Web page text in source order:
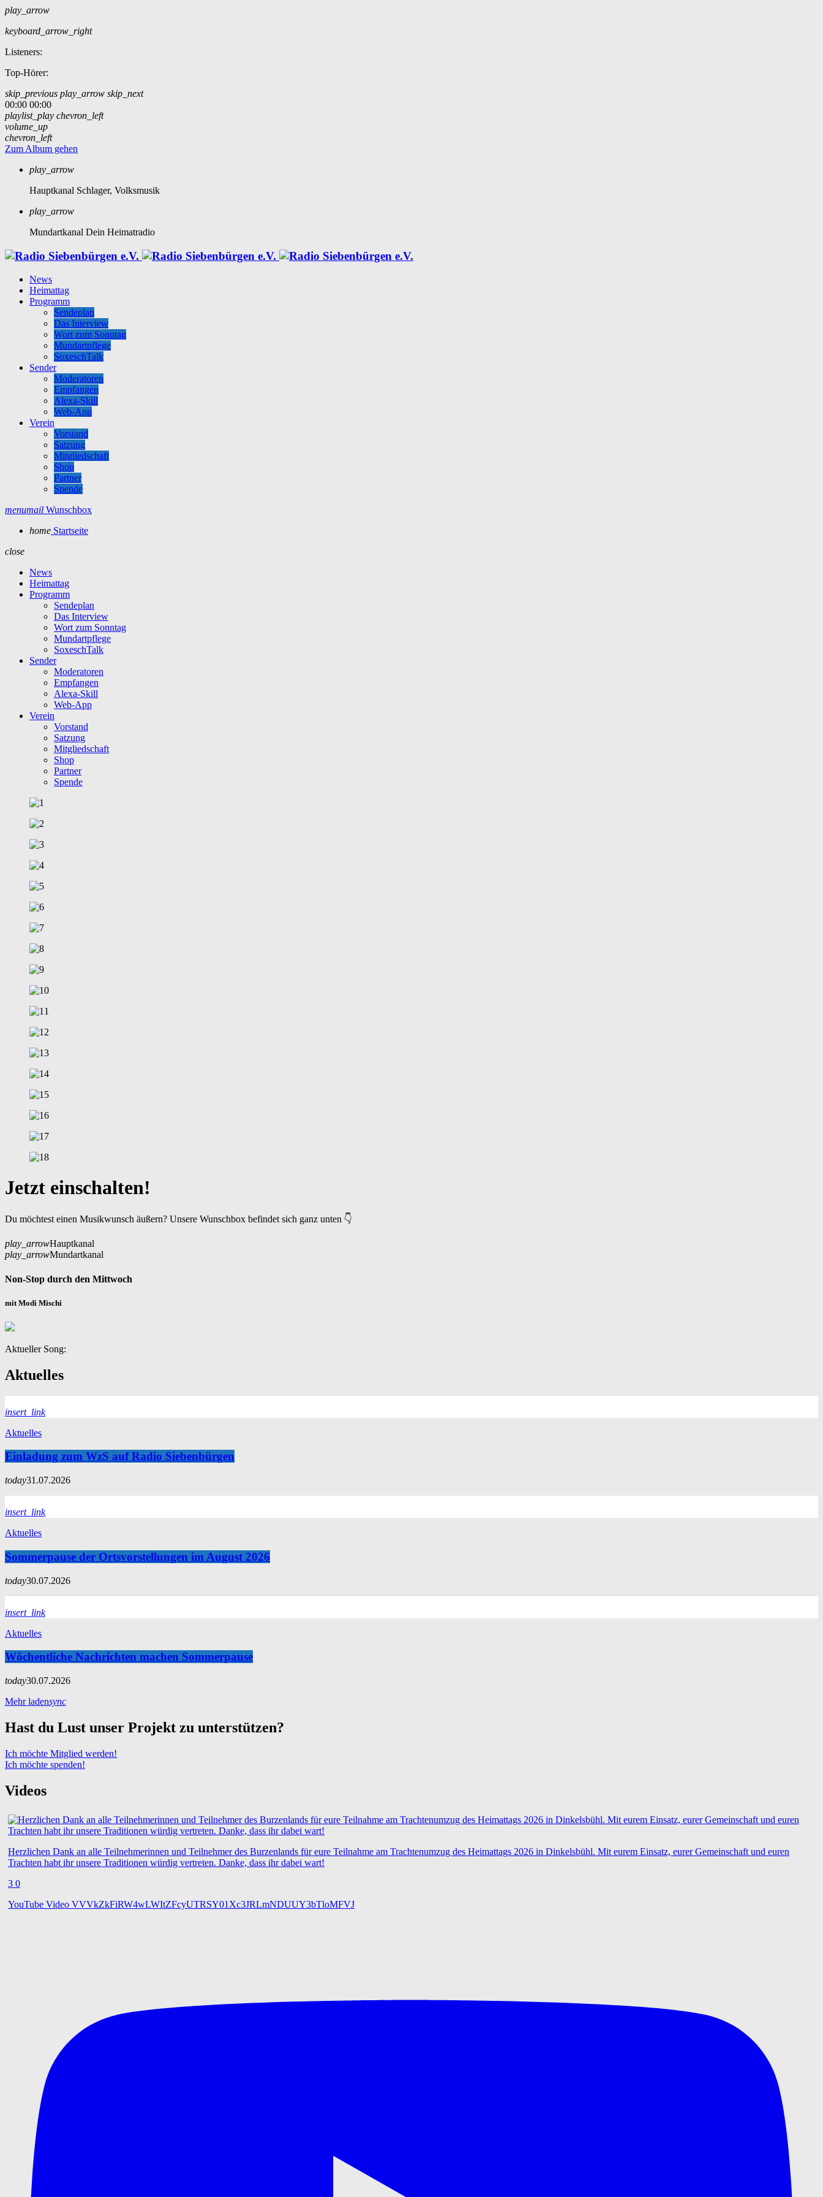
play_arrow
keyboard_arrow_right
Listeners:
Top-Hörer:
skip_previous play_arrow skip_next
00:00 00:00
playlist_play chevron_left
volume_up
chevron_left
Zum Album gehen
play_arrow
Hauptkanal Schlager, Volksmusik
play_arrow
Mundartkanal Dein Heimatradio
News
Heimattag
Programm
Sendeplan
Das Interview
Wort zum Sonntag
Mundartpflege
SoxeschTalk
Sender
Moderatoren
Empfangen
Alexa-Skill
Web-App
Verein
Vorstand
Satzung
Mitgliedschaft
Shop
Partner
Spende
menumail Wunschbox
home Startseite
close
News
Heimattag
Programm
Sendeplan
Das Interview
Wort zum Sonntag
Mundartpflege
SoxeschTalk
Sender
Moderatoren
Empfangen
Alexa-Skill
Web-App
Verein
Vorstand
Satzung
Mitgliedschaft
Shop
Partner
Spende
Jetzt einschalten!
Du möchtest einen Musikwunsch äußern? Unsere Wunschbox befindet sich ganz unten 👇
play_arrowHauptkanal
play_arrowMundartkanal
Non-Stop durch den Mittwoch
mit Modi Mischi
Aktueller Song:
Aktuelles
insert_link
Aktuelles
Einladung zum WzS auf Radio Siebenbürgen
today31.07.2026
insert_link
Aktuelles
Sommerpause der Ortsvorstellungen im August 2026
today30.07.2026
insert_link
Aktuelles
Wöchentliche Nachrichten machen Sommerpause
today30.07.2026
Mehr ladensync
Hast du Lust unser Projekt zu unterstützen?
Ich möchte Mitglied werden!
Ich möchte spenden!
Videos
Herzlichen Dank an alle Teilnehmerinnen und Teilnehmer des Burzenlands für eure Teilnahme am Trachtenumzug des Heimattags 2026 in Dinkelsbühl. Mit eurem Einsatz, eurer Gemeinschaft und euren
Trachten habt ihr unsere Traditionen würdig vertreten. Danke, dass ihr dabei wart!
3 0
YouTube Video VVVkZkFiRW4wLWItZFcyUTRSY01Xc3JRLmNDUUY3bTloMFVJ